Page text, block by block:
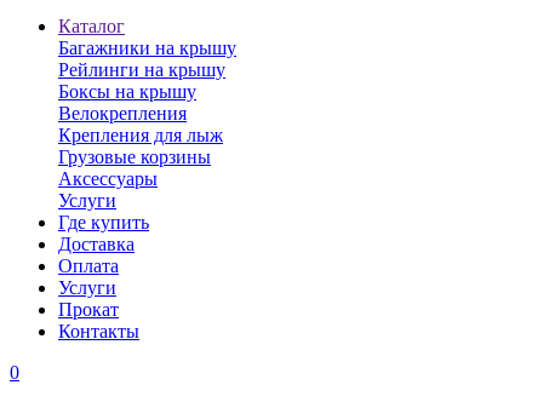
Каталог
Багажники на крышу
Рейлинги на крышу
Боксы на крышу
Велокрепления
Крепления для лыж
Грузовые корзины
Аксессуары
Услуги
Где купить
Доставка
Оплата
Услуги
Прокат
Контакты
0